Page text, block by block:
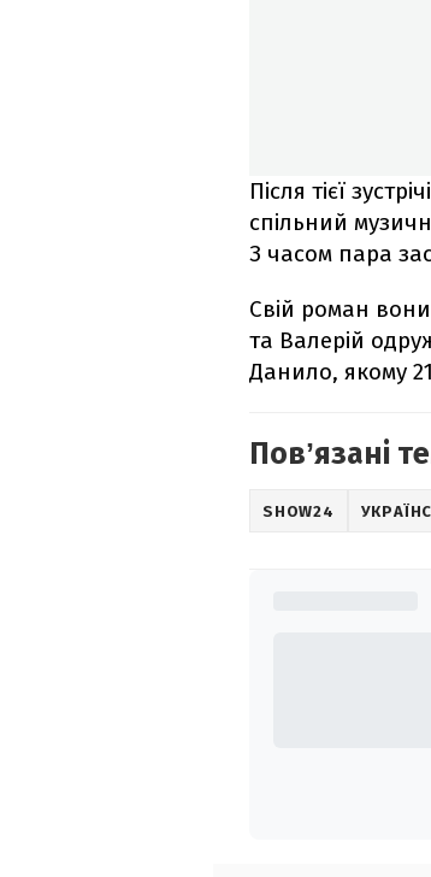
Після тієї
спільний
З часом пара
Свій роман
та Валерій
Данило, якому
Повʼязані
SHOW24